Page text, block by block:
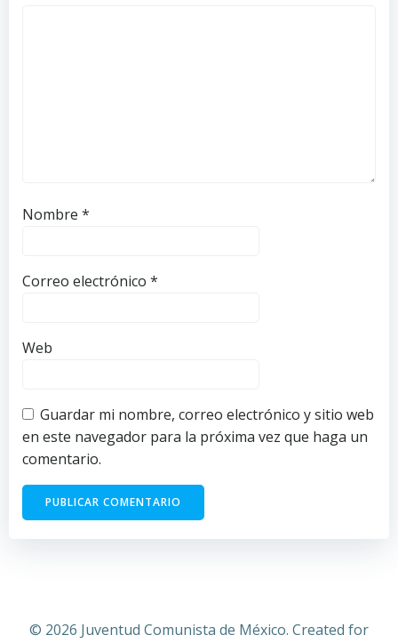
Nombre *
Correo electrónico *
Web
Guardar mi nombre, correo electrónico y sitio web
en este navegador para la próxima vez que haga un
comentario.
© 2026 Juventud Comunista de México. Created for